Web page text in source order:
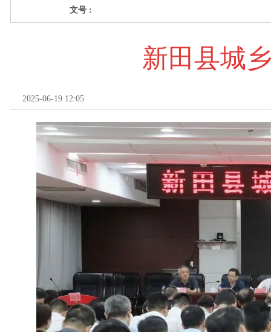
文号 :
新田县城
2025-06-19 12:05